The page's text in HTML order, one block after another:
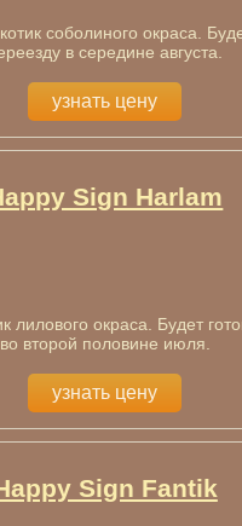
соболиного окраса.
в середине августа.
узнать цену
Sign Harlam
лилового окраса. Будет
во второй половине июля.
узнать цену
Sign Fantik